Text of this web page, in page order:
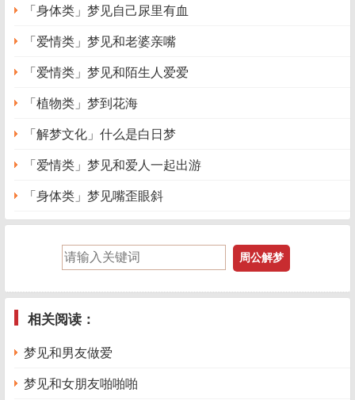
「身体类」梦见自己尿里有血
「爱情类」梦见和老婆亲嘴
「爱情类」梦见和陌生人爱爱
「植物类」梦到花海
「解梦文化」什么是白日梦
「爱情类」梦见和爱人一起出游
「身体类」梦见嘴歪眼斜
相关阅读：
梦见和男友做爱
梦见和女朋友啪啪啪